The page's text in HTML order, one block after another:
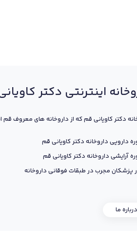
اینترنتی دکتر
دکتر کاویانی قم که از داروخانه های معروف
دارویی داروخانه دکتر کاویانی قم
آرایشی داروخانه دکتر کاویانی قم
پزشکان مجرب در طبقات فوقانی داروخانه
درباره ما